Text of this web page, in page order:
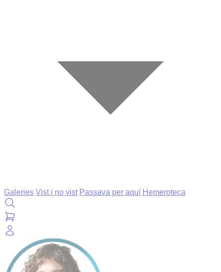
Galeries Vist i no vist Passava per aquí Hemeroteca